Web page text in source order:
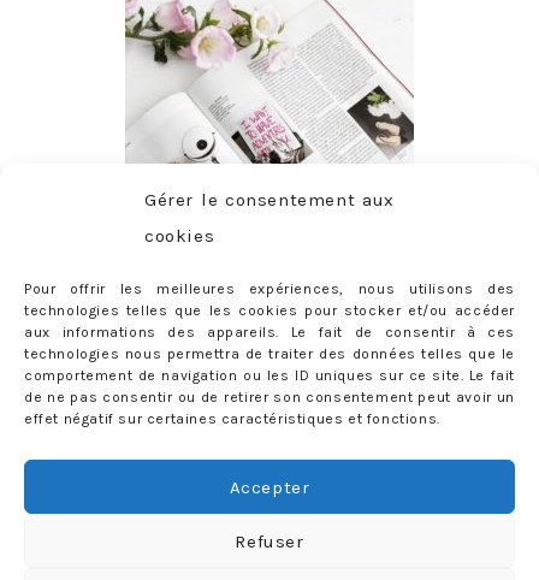
Gérer le consentement aux
cookies
Pour offrir les meilleures expériences, nous utilisons des
technologies telles que les cookies pour stocker et/ou accéder
aux informations des appareils. Le fait de consentir à ces
technologies nous permettra de traiter des données telles que le
comportement de navigation ou les ID uniques sur ce site. Le fait
de ne pas consentir ou de retirer son consentement peut avoir un
effet négatif sur certaines caractéristiques et fonctions.
Accepter
Refuser
ABONNEMENT
Adresse
Rejoignez les 398 autres abonnés